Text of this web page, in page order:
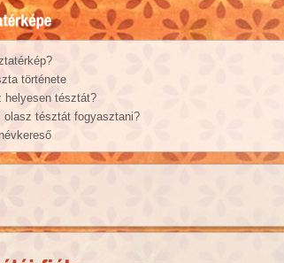
története
helyesen tésztát?
olasz tésztát fogyasztani?